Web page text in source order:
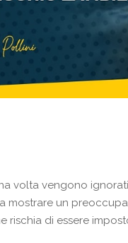
volta vengono
mostrare un
rischia di essere